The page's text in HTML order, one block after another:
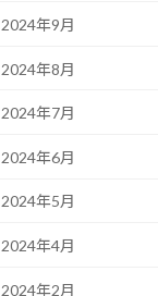
2024年9月
2024年8月
2024年7月
2024年6月
2024年5月
2024年4月
2024年2月